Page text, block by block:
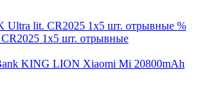
%
1х5 шт. отрывные